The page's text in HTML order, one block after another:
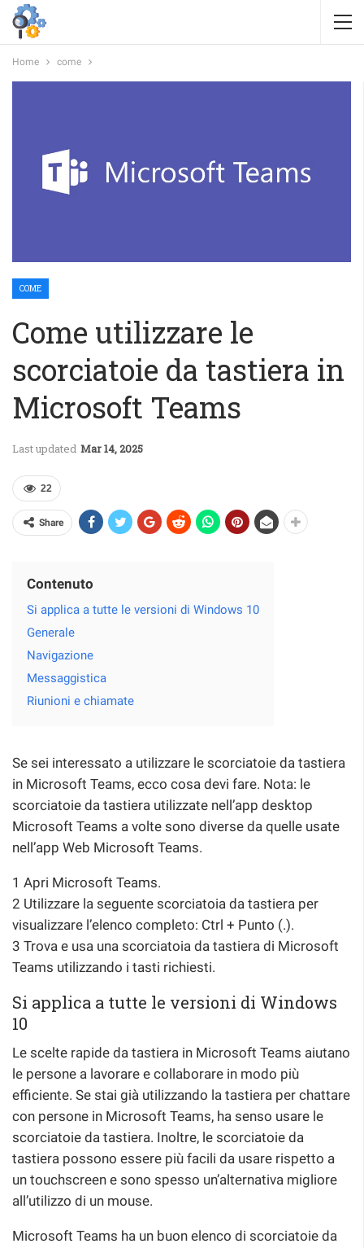
Home come
COME
Come utilizzare le
scorciatoie da tastiera in
Microsoft Teams
Last updated Mar 14, 2025
22
Share
Contenuto
Si applica a tutte le versioni di Windows 10
Generale
Navigazione
Messaggistica
Riunioni e chiamate
Se sei interessato a utilizzare le scorciatoie da tastiera
in Microsoft Teams, ecco cosa devi fare. Nota: le
scorciatoie da tastiera utilizzate nell’app desktop
Microsoft Teams a volte sono diverse da quelle usate
nell’app Web Microsoft Teams.
1 Apri Microsoft Teams.
2 Utilizzare la seguente scorciatoia da tastiera per
visualizzare l’elenco completo: Ctrl + Punto (.).
3 Trova e usa una scorciatoia da tastiera di Microsoft
Teams utilizzando i tasti richiesti.
Si applica a tutte le versioni di Windows
10
Le scelte rapide da tastiera in Microsoft Teams aiutano
le persone a lavorare e collaborare in modo più
efficiente. Se stai già utilizzando la tastiera per chattare
con persone in Microsoft Teams, ha senso usare le
scorciatoie da tastiera. Inoltre, le scorciatoie da
tastiera possono essere più facili da usare rispetto a
un touchscreen e sono spesso un’alternativa migliore
all’utilizzo di un mouse.
Microsoft Teams ha un buon elenco di scorciatoie da